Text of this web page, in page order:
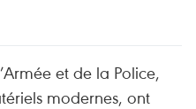
et de la Police,
modernes, ont